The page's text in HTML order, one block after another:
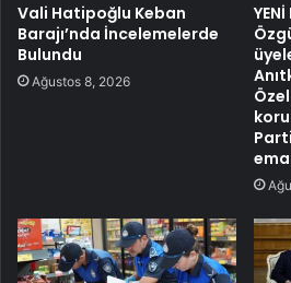
Vali Hatipoğlu Keban
Barajı’nda İncelemelerde
Bulundu
Ağustos 8, 2026